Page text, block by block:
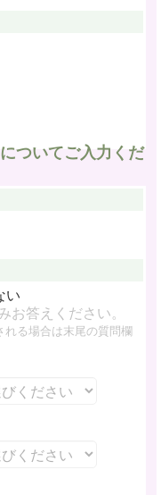
ついてご入力くだ
い
お答えください。
る場合は末尾の質問欄